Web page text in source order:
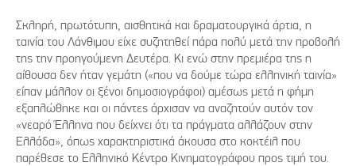
Σκληρή, πρωτότυπη, αισθητικά και δραματουργικά άρτια, η
ταινία του Λάνθιμου είχε συζητηθεί πάρα πολύ μετά την προβολή
της την προηγούμενη Δευτέρα. Κι ενώ στην πρεμιέρα της η
αίθουσα δεν ήταν γεμάτη («που να δούμε τώρα ελληνική ταινία»
είπαν μάλλον οι ξένοι δημοσιογράφοι) αμέσως μετά η φήμη
εξαπλώθηκε και οι πάντες άρχισαν να αναζητούν αυτόν τον
«νεαρό Έλληνα που δείχνει ότι τα πράγματα αλλάζουν στην
Ελλάδα», όπως χαρακτηριστικά άκουσα στο κοκτέιλ που
παρέθεσε το Ελληνικό Κέντρο Κινηματογράφου προς τιμή του.